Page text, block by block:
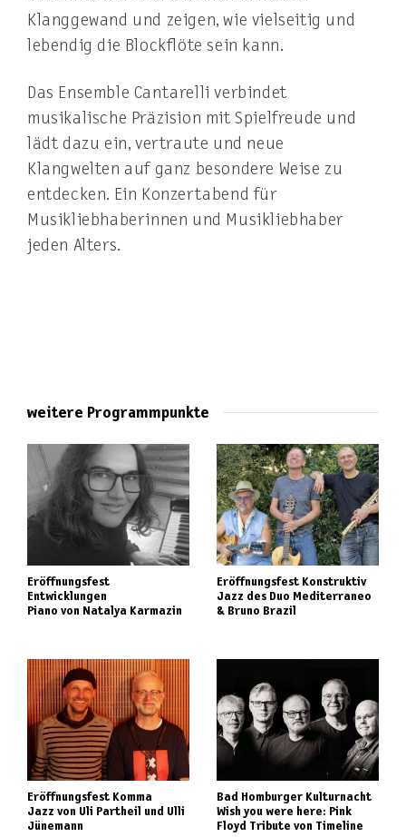
Klanggewand und zeigen, wie vielseitig und
lebendig die Blockflöte sein kann.
Das Ensemble Cantarelli verbindet
musikalische Präzision mit Spielfreude und
lädt dazu ein, vertraute und neue
Klangwelten auf ganz besondere Weise zu
entdecken. Ein Konzertabend für
Musikliebhaberinnen und Musikliebhaber
jeden Alters.
weitere Programmpunkte
Eröffnungsfest
Entwicklungen
Piano von Natalya Karmazin
Eröffnungsfest Konstruktiv
Jazz des Duo Mediterraneo
& Bruno Brazil
Eröffnungsfest Komma
Jazz von Uli Partheil und Ulli
Jünemann
Bad Homburger Kulturnacht
Wish you were here: Pink
Floyd Tribute von Timeline